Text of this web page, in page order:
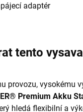
adaptér
tento
provozu, vysokému
Premium Akku
hledá flexibilní a